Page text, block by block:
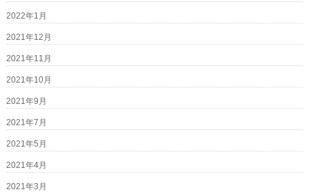
2022年1月
2021年12月
2021年11月
2021年10月
2021年9月
2021年7月
2021年5月
2021年4月
2021年3月